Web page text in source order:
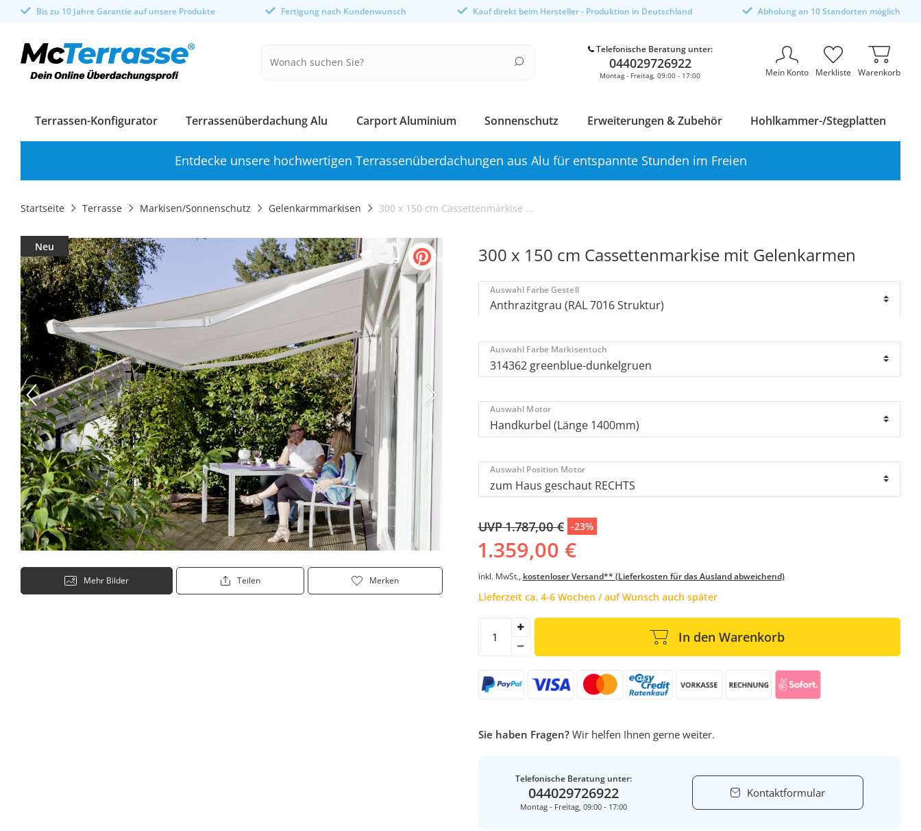
Bis zu 10 Jahre Garantie auf unsere Produkte Fertigung nach Kundenwunsch Kauf direkt beim Hersteller - Produktion in Deutschland Abholung an 10 Standorten möglich
Telefonische Beratung unter:
044029726922
Montag - Freitag, 09:00 - 17:00 Mein Konto Merkliste Warenkorb
Terrassen-Konfigurator Terrassenüberdachung Alu Carport Aluminium Sonnenschutz Erweiterungen & Zubehör Hohlkammer-/Stegplatten
Entdecke unsere hochwertigen Terrassenüberdachungen aus Alu für entspannte Stunden im Freien
Startseite Terrasse Markisen/Sonnenschutz Gelenkarmmarkisen 300 x 150 cm Cassettenmarkise ...
Neu
Mehr Bilder Teilen Merken
300 x 150 cm Cassettenmarkise mit Gelenkarmen
Auswahl Farbe Gestell
Auswahl Farbe Markisentuch
Auswahl Motor
Auswahl Position Motor
UVP 1.787,00 € -23%
1.359,00 €
inkl. MwSt., kostenloser Versand** (Lieferkosten für das Ausland abweichend)
Lieferzeit ca. 4-6 Wochen / auf Wunsch auch später
In den Warenkorb
Sie haben Fragen?Wir helfen Ihnen gerne weiter.
Kontaktformular
Telefonische Beratung unter:
044029726922
Montag - Freitag, 09:00 - 17:00